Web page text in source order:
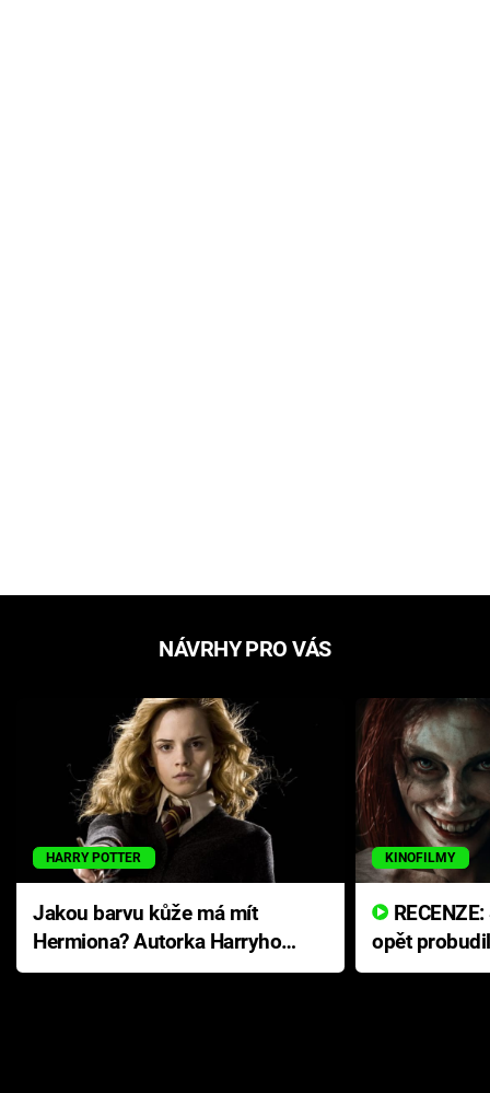
NÁVRHY PRO VÁS
HARRY POTTER
Jakou barvu kůže má mít
Hermiona? Autorka Harryho
Pottera přišla s ráznou
KINOFILMY
opět
přichází s